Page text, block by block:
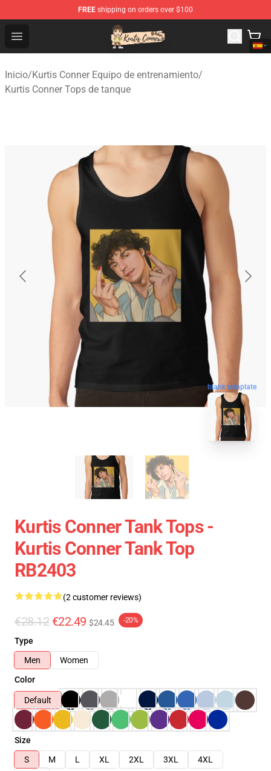
FREE shipping on orders over $100
Open menu
Kurtis Conner Store - Official Kurtis Conner Merchandise
Inicio/Kurtis Conner Equipo de entrenamiento/
Kurtis Conner Tops de tanque
blank template
Kurtis Conner Tank Tops -
Kurtis Conner Tank Top
RB2403
(2 customer reviews)
€28.12 €22.49 $24.45 -20%
Type
Men
Women
Color
Default
Size
S
M L XL 2XL 3XL
4XL